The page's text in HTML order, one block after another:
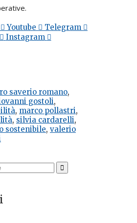
Youtube
Telegram
Instagram
saverio romano,
gostoli,
, marco pollastri,
, silvia cardarelli,
sostenibile, valerio